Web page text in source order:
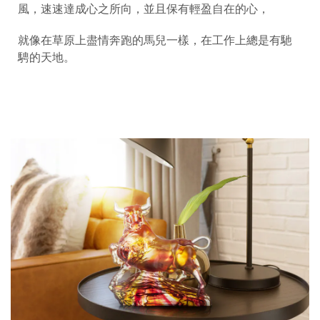
風，速速達成心之所向，並且保有輕盈自在的心，
就像在草原上盡情奔跑的馬兒一樣，在工作上總是有馳
騁的天地。